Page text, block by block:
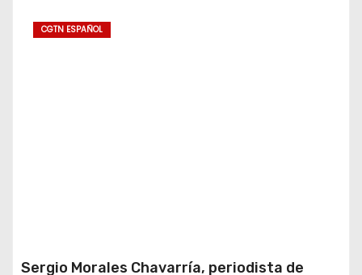
CGTN ESPAÑOL
Sergio Morales Chavarría, periodista de